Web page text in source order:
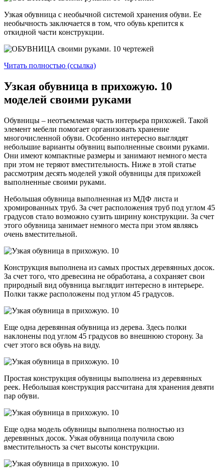
Узкая обувница с необычной системой хранения обуви. Ее
необычность заключается в том, что обувь крепится к
откидной части конструкции.
Читать полностью (ссылка)
Узкая обувница в прихожую. 10
моделей своими руками
Обувницы – неотъемлемая часть интерьера прихожей. Такой
элемент мебели помогает организовать хранение
многочисленной обуви. Особенно интересно выглядят
небольшие варианты обувниц выполненные своими руками.
Они имеют компактные размеры и занимают немного места
при этом не теряют вместительность. Ниже в этой статье
рассмотрим десять моделей узкой обувницы для прихожей
выполненные своими руками.
Небольшая обувница выполненная из МДФ листа и
хромированных труб. За счет расположения труб под углом 45
градусов стало возможно сузить ширину конструкции. За счет
этого обувница занимает немного места при этом являясь
очень вместительной.
Конструкция выполнена из самых простых деревянных досок.
За счет того, что древесина не обработана, а сохраняет свои
природный вид обувница выглядит интересно в интерьере.
Полки также расположены под углом 45 градусов.
Еще одна деревянная обувница из дерева. Здесь полки
наклонены под углом 45 градусов во внешнюю сторону. За
счет этого вся обувь на виду.
Простая конструкция обувницы выполнена из деревянных
реек. Небольшая конструкция рассчитана для хранения девяти
пар обуви.
Еще одна модель обувницы выполнена полностью из
деревянных досок. Узкая обувница получила свою
вместительность за счет высоты конструкции.